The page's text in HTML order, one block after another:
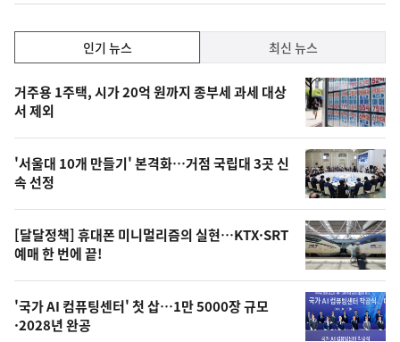
하
락
기,
최
신,
오
늘
의
영
상
오
인기 뉴스 최신 뉴스
기
뉴
스
거주용 1주택, 시가 20억 원까지 종부세 과세 대상
서 제외
'서울대 10개 만들기' 본격화…거점 국립대 3곳 신
속 선정
[달달정책] 휴대폰 미니멀리즘의 실현…KTX·SRT
예매 한 번에 끝!
'국가 AI 컴퓨팅센터' 첫 삽…1만 5000장 규모
·2028년 완공